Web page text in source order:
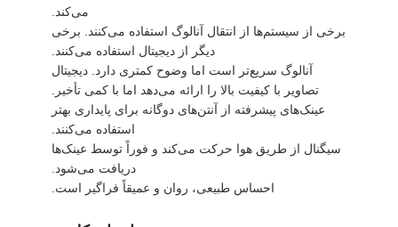
حریم
خصوصی
می‌کند.
برخی از سیستم‌ها از انتقال آنالوگ استفاده می‌کنند. برخی
دیگر از دیجیتال استفاده می‌کنند.
آنالوگ سریع‌تر است اما وضوح کمتری دارد. دیجیتال
تصاویر با کیفیت بالا را ارائه می‌دهد اما با کمی تأخیر.
عینک‌های پیشرفته از آنتن‌های دوگانه برای پایداری بهتر
استفاده می‌کنند.
سیگنال از طریق هوا حرکت می‌کند و فوراً توسط عینک‌ها
دریافت می‌شود.
احساس طبیعی، روان و عمیقاً فراگیر است.